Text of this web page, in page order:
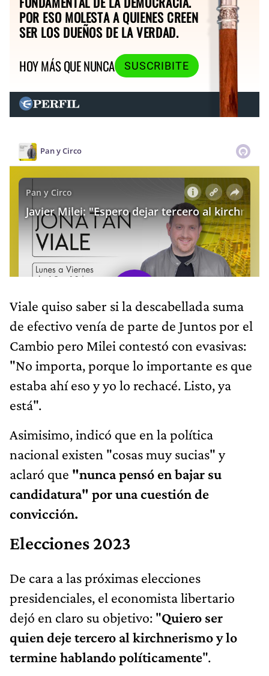
POR ESO MOLESTA A QUIENES CREEN
SER LOS DUEÑOS DE LA VERDAD.
HOY MÁS QUE NUNCA
SUSCRIBITE
Viale quiso saber si la descabellada suma
de efectivo venía de parte de Juntos por el
Cambio pero Milei contestó con evasivas:
"No importa, porque lo importante es que
estaba ahí eso y yo lo rechacé. Listo, ya
está".
Asimisimo, indicó que en la política
nacional existen "cosas muy sucias" y
aclaró que "nunca pensó en bajar su
candidatura" por una cuestión de
convicción.
Elecciones 2023
De cara a las próximas elecciones
presidenciales, el economista libertario
dejó en claro su objetivo: "Quiero ser
quien deje tercero al kirchnerismo y lo
termine hablando políticamente".